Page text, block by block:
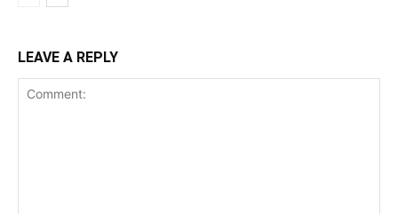
LEAVE A REPLY